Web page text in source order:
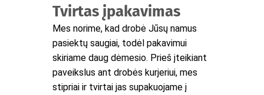
Tvirtas įpakavimas
Mes norime, kad drobė Jūsų namus
pasiektų saugiai, todėl pakavimui
skiriame daug dėmesio. Prieš įteikiant
paveikslus ant drobės kurjeriui, mes
stipriai ir tvirtai jas supakuojame į